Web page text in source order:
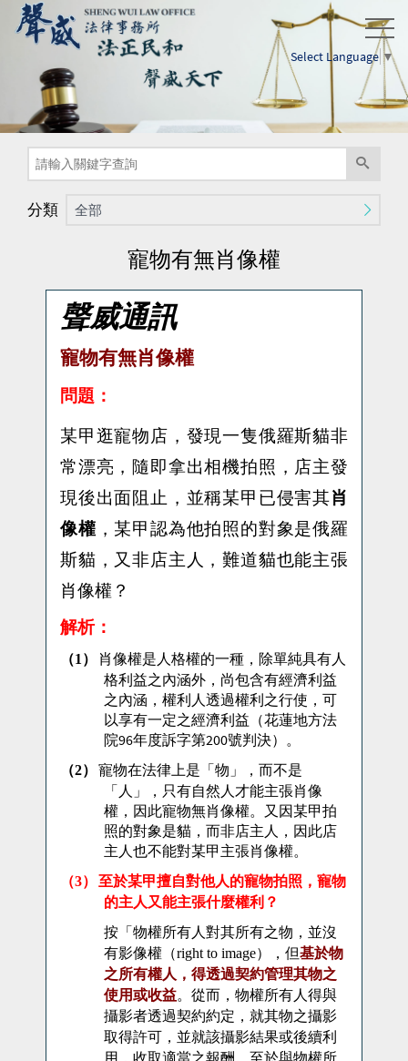
Select Language ▼
分類 全部
寵物有無肖像權
聲威通訊
寵物有無肖像權
問題：
某甲逛寵物店，發現一隻俄羅斯貓非
常漂亮，隨即拿出相機拍照，店主發
現後出面阻止，並稱某甲已侵害其肖
像權 ，某甲認為他拍照的對象是俄羅
斯貓，又非店主人，難道貓也能主張
肖像權？
解析：
（1）
肖像權是人格權的一種，除單純具有人
格利益之內涵外，尚包含有經濟利益
之內涵，權利人透過權利之行使，可
以享有一定之經濟利益（花蓮地方法
院96年度訴字第200號判決）。
（2）
寵物在法律上是「物」，而不是
「人」，只有自然人才能主張肖像
權，因此寵物無肖像權。又因某甲拍
照的對象是貓，而非店主人，因此店
主人也不能對某甲主張肖像權。
（3）
至於某甲擅自對他人的寵物拍照，寵物
的主人又能主張什麼權利？
按「物權所有人對其所有之物，並沒
有影像權（right to image），但基於物
之所有權人，得透過契約管理其物之
使用或收益。從而，物權所有人得與
攝影者透過契約約定，就其物之攝影
取得許可，並就該攝影結果或後續利
用，收取適當之報酬。至於與物權所